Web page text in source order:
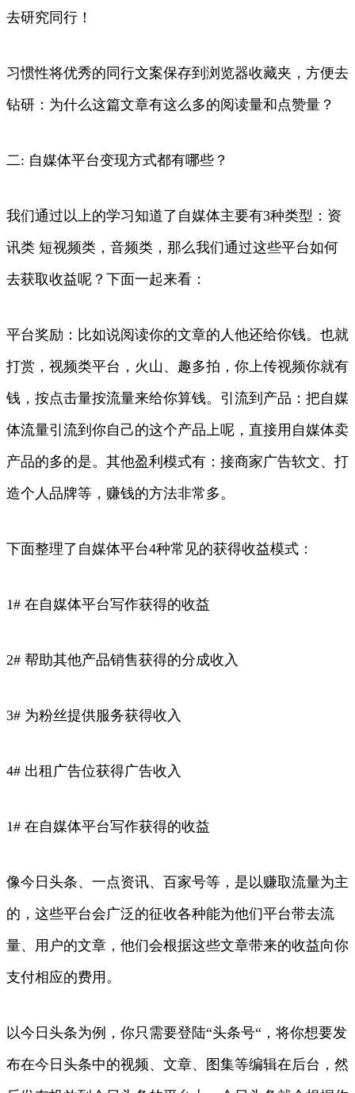
去研究同行！
习惯性将优秀的同行文案保存到浏览器收藏夹，方便去
钻研：为什么这篇文章有这么多的阅读量和点赞量？
二: 自媒体平台变现方式都有哪些？
我们通过以上的学习知道了自媒体主要有3种类型：资
讯类 短视频类，音频类，那么我们通过这些平台如何
去获取收益呢？下面一起来看：
平台奖励：比如说阅读你的文章的人他还给你钱。也就
打赏，视频类平台，火山、趣多拍，你上传视频你就有
钱，按点击量按流量来给你算钱。引流到产品：把自媒
体流量引流到你自己的这个产品上呢，直接用自媒体卖
产品的多的是。其他盈利模式有：接商家广告软文、打
造个人品牌等，赚钱的方法非常多。
下面整理了自媒体平台4种常见的获得收益模式：
1# 在自媒体平台写作获得的收益
2# 帮助其他产品销售获得的分成收入
3# 为粉丝提供服务获得收入
4# 出租广告位获得广告收入
1# 在自媒体平台写作获得的收益
像今日头条、一点资讯、百家号等，是以赚取流量为主
的，这些平台会广泛的征收各种能为他们平台带去流
量、用户的文章，他们会根据这些文章带来的收益向你
支付相应的费用。
以今日头条为例，你只需要登陆“头条号“，将你想要发
布在今日头条中的视频、文章、图集等编辑在后台，然